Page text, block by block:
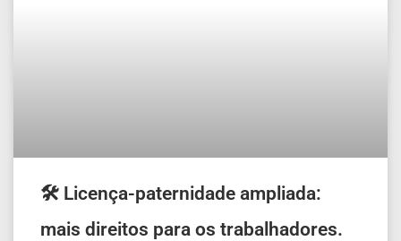
🛠️ Licença-paternidade ampliada:
mais direitos para os trabalhadores.